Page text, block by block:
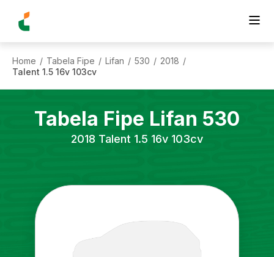
Home / Tabela Fipe / Lifan / 530 / 2018 /
Talent 1.5 16v 103cv
Tabela Fipe Lifan 530
2018 Talent 1.5 16v 103cv